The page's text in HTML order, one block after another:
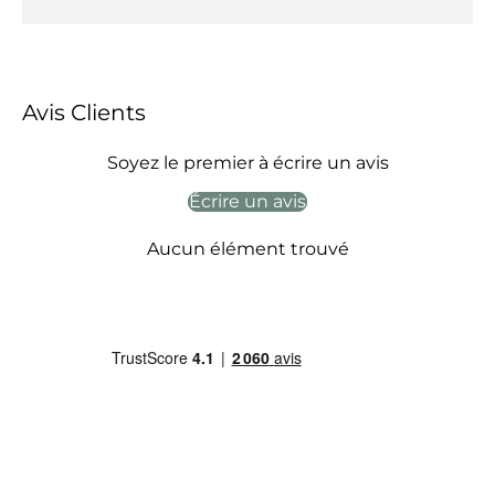
Avis Clients
Soyez le premier à écrire un avis
Écrire un avis
Aucun élément trouvé